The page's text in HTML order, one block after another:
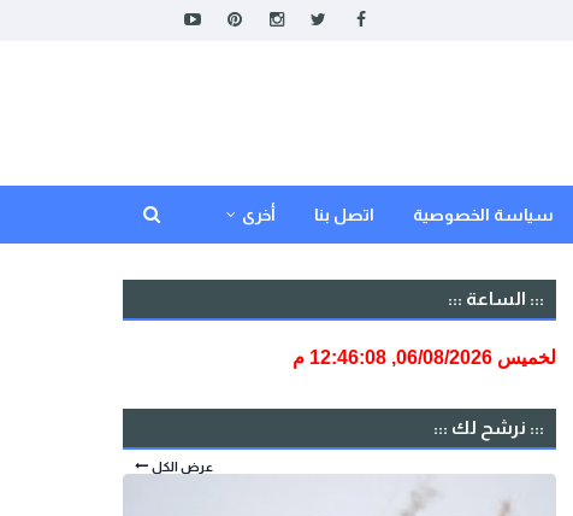
سياسة الخصوصية اتصل بنا أخرى
::: الساعة :::
::: نرشح لك :::
عرض الكل